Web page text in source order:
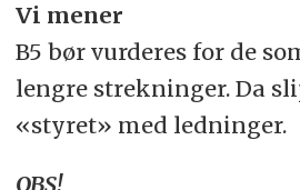
Vi mener
B5 bør vurderes for de
lengre strekninger. Da
«styret» med ledninger.
OBS!